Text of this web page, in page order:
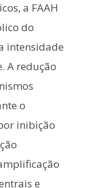
a FAAH
do
intensidade
A redução
o
inibição
e